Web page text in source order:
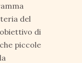
del
di
piccole